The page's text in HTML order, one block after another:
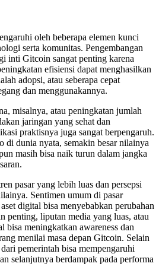
oleh beberapa elemen kunci
serta komunitas. Pengembangan
inti Gitcoin sangat penting karena
efisiensi dapat menghasilkan
adopsi, atau seberapa cepat
dan menggunakannya.
misalnya, atau peningkatan jumlah
jaringan yang sehat dan
praktisnya juga sangat berpengaruh.
di dunia nyata, semakin besar nilainya
masih bisa naik turun dalam jangka
pasar yang lebih luas dan persepsi
Sentimen umum di pasar
digital bisa menyebabkan perubahan
penting, liputan media yang luas, atau
bisa meningkatkan awareness dan
menilai masa depan Gitcoin. Selain
pemerintah bisa mempengaruhi
selanjutnya berdampak pada performa